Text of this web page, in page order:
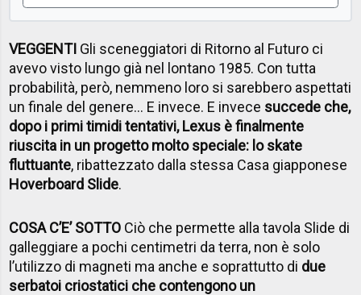
VEGGENTI Gli sceneggiatori di Ritorno al Futuro ci
avevo visto lungo già nel lontano 1985. Con tutta
probabilità, però, nemmeno loro si sarebbero aspettati
un finale del genere… E invece. E invece succede che,
dopo i primi timidi tentativi, Lexus è finalmente
riuscita in un progetto molto speciale: lo skate
fluttuante, ribattezzato dalla stessa Casa giapponese
Hoverboard Slide.
COSA C’E’ SOTTO Ciò che permette alla tavola Slide di
galleggiare a pochi centimetri da terra, non è solo
l’utilizzo di magneti ma anche e soprattutto di due
serbatoi criostatici che contengono un